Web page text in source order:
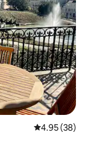
औसत रेटिंग 5 में
4.95 (38)